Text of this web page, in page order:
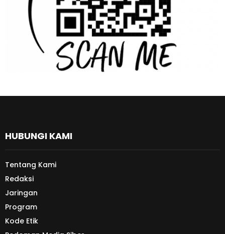
HUBUNGI KAMI
Tentang Kami
Redaksi
Jaringan
Program
Kode Etik